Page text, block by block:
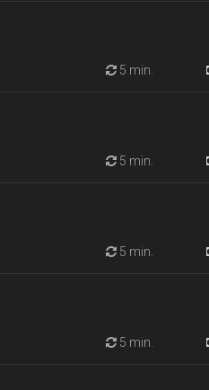
5 min.
5 min.
5 min.
5 min.